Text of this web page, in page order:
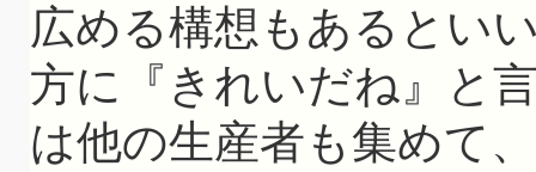
広める構想もあるとい
方に『きれいだね』と
は他の生産者も集めて